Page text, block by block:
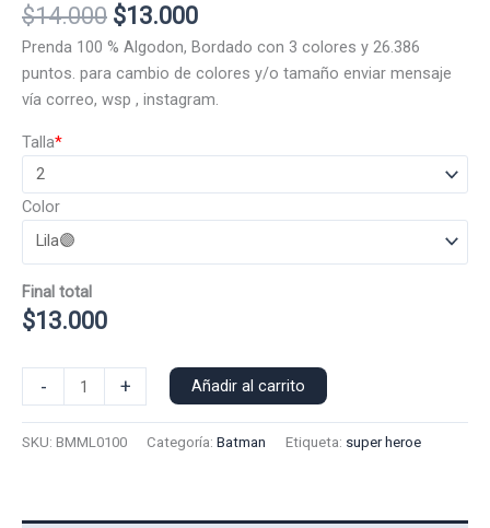
$14.000 El
precio
original
era:
$13.000El
precio
actual
es:
Prenda 100 % Algodon, Bordado con 3 colores y 26.386
puntos. para cambio de colores y/o tamaño enviar mensaje
vía correo, wsp , instagram.
*
Talla
Color
Final total
$13.000
-
Manga
+ Añadir al carrito
SKU: BMML0100 Categoría: Batman Etiqueta: super heroe